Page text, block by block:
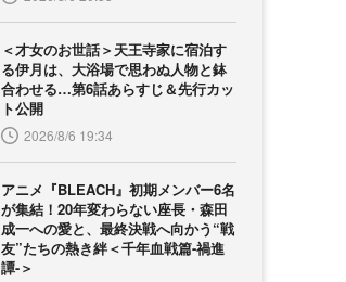
＜才女のお世話＞天王寺家に宿泊す
る伊月は、大浴場で思わぬ人物と鉢
合わせる…第6話あらすじ＆先行カッ
ト公開
2026/8/6 19:34
アニメ『BLEACH』初期メンバー6名
が集結！20年変わらない座長・森田
成一への愛と、最終決戦へ向かう“戦
友”たちの熱き絆＜千年血戦篇-禍進
譚-＞